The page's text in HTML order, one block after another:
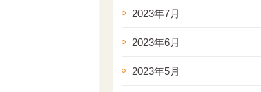
2023年7月
2023年6月
2023年5月